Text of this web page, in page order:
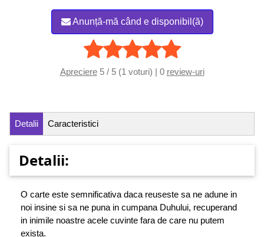
Anunță-mă când e disponibil(ă)
Apreciere5 / 5 (1 voturi) | 0 review-uri
Detalii Caracteristici
Detalii:
O carte este semnificativa daca reuseste sa ne adune in
noi insine si sa ne puna in cumpana Duhului, recuperand
in inimile noastre acele cuvinte fara de care nu putem
exista.